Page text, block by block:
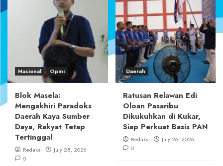
Nasional Opini
Blok Masela:
Mengakhiri Paradoks
Daerah Kaya Sumber
Daya, Rakyat Tetap
Tertinggal
Redaksi
July 28, 2026
0
Daerah
Ratusan Relawan Edi
Oloan Pasaribu
Dikukuhkan di Kukar,
Siap Perkuat Basis PAN
Redaksi
July 26, 2026
0